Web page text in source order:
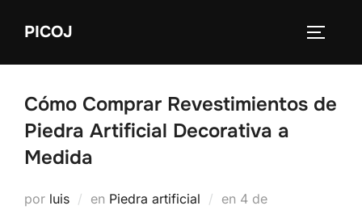
PICOJ
Cómo Comprar Revestimientos de
Piedra Artificial Decorativa a
Medida
por luis en Piedra artificial en Publicado
4 de